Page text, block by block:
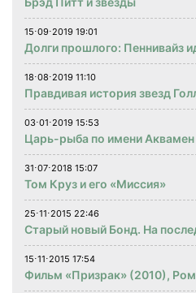
15⋅09⋅2019 19:01
Долги прошлого: Пеннивайз
18⋅08⋅2019 11:10
Правдивая история звезд
03⋅01⋅2019 15:53
Царь-рыба по имени Аквамен
31⋅07⋅2018 15:07
Том Круз и его «Миссия»
25⋅11⋅2015 22:46
Старый новый Бонд. На
15⋅11⋅2015 17:54
Фильм «Призрак» (2010),